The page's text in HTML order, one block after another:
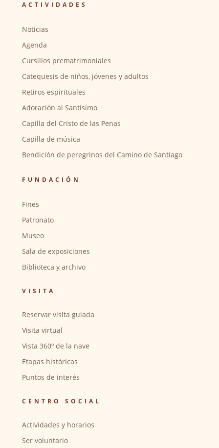
ACTIVIDADES
Noticias
Agenda
Cursillos prematrimoniales
Catequesis de niños, jóvenes y adultos
Retiros espirituales
Adoración al Santísimo
Capilla del Cristo de las Penas
Capilla de música
Bendición de peregrinos del Camino de Santiago
FUNDACIÓN
Fines
Patronato
Museo
Sala de exposiciones
Biblioteca y archivo
VISITA
Reservar visita guiada
Visita virtual
Vista 360º de la nave
Etapas históricas
Puntos de interés
CENTRO SOCIAL
Actividades y horarios
Ser voluntario